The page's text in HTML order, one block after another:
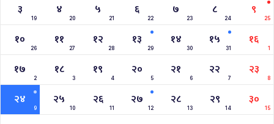
३
19
४
20
५
21
६
22
७
23
८
24
९
25
१०
26
११
27
१२
28
१३
29
१४
30
१५
31
१६
1
१७
2
१८
3
१९
4
२०
5
२१
6
२२
7
२३
8
२४
9
२५
10
२६
11
२७
12
२८
13
२९
14
३०
15